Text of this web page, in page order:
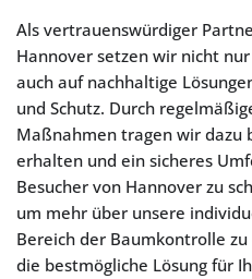
Als vertrauenswürdiger
Hannover setzen wir nicht
auch auf nachhaltige
und Schutz. Durch
Maßnahmen tragen wir dazu
erhalten und ein sicheres
Besucher von Hannover zu
um mehr über unsere
Bereich der Baumkontrolle
die bestmögliche Lösung für